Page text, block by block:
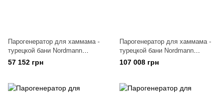
Парогенератор для хаммама -
турецкой бани Nordmann
Omega 8
57 152 грн
Парогенератор для хаммама -
турецкой бани Nordmann
Omega Pro 8
107 008 грн